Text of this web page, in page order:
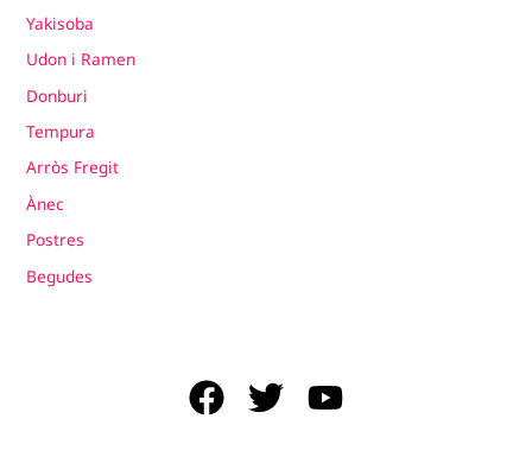
Yakisoba
Udon i Ramen
Donburi
Tempura
Arròs Fregit
Ànec
Postres
Begudes